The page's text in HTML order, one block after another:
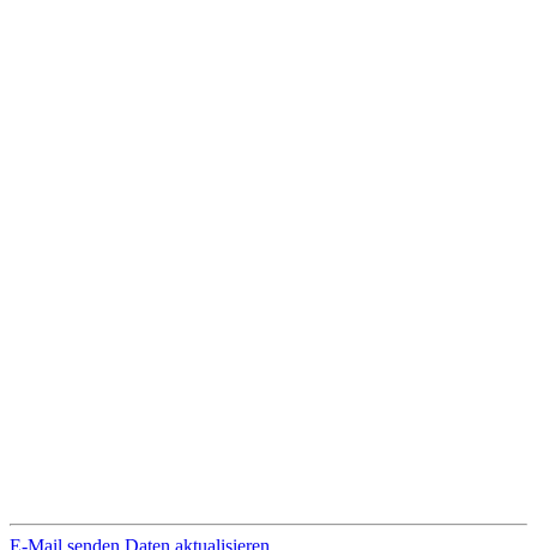
E-Mail senden Daten aktualisieren